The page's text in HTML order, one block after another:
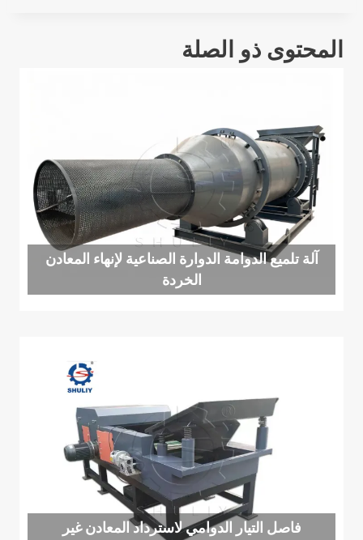
المحتوى ذو الصلة
آلة تلميع الدوامة الدوارة الصناعية لإنهاء المعادن
الخردة
فاصل التيار الدوامي لاسترداد المعادن غير